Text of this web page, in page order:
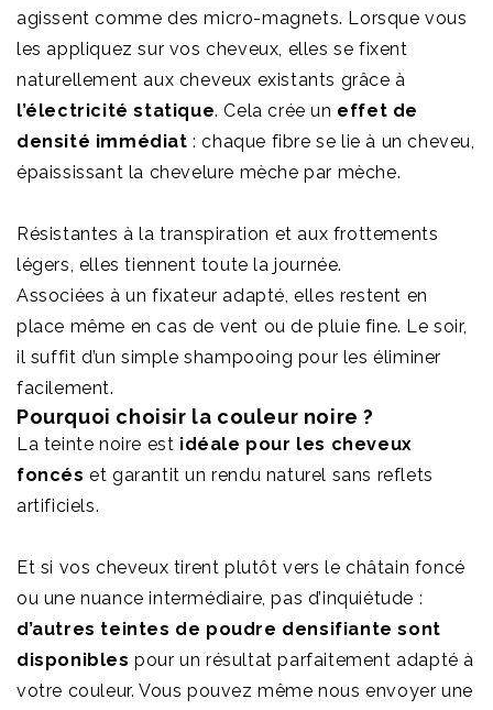
agissent comme des micro-magnets. Lorsque vous
les appliquez sur vos cheveux, elles se fixent
naturellement aux cheveux existants grâce à
l’électricité statique. Cela crée un effet de
densité immédiat : chaque fibre se lie à un cheveu,
épaississant la chevelure mèche par mèche.
Résistantes à la transpiration et aux frottements
légers, elles tiennent toute la journée.
Associées à un fixateur adapté, elles restent en
place même en cas de vent ou de pluie fine. Le soir,
il suffit d’un simple shampooing pour les éliminer
facilement.
Pourquoi choisir la couleur noire ?
La teinte noire est idéale pour les cheveux
foncés et garantit un rendu naturel sans reflets
artificiels.
Et si vos cheveux tirent plutôt vers le châtain foncé
ou une nuance intermédiaire, pas d’inquiétude :
d’autres teintes de poudre densifiante sont
disponibles pour un résultat parfaitement adapté à
votre couleur. Vous pouvez même nous envoyer une